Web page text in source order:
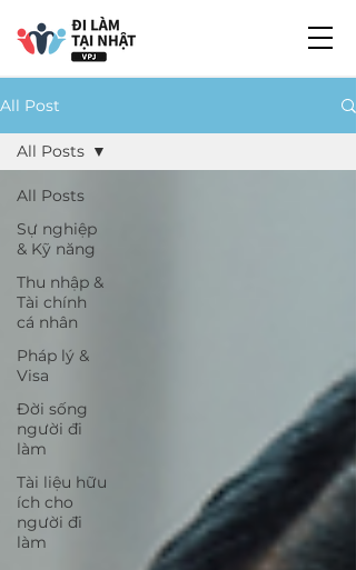
All Post
All Posts
Sự nghiệp
& Kỹ năng
Thu nhập &
Tài chính
cá nhân
Pháp lý &
Visa
Đời sống
người đi
làm
Tài liệu hữu
ích cho
người đi
làm
All Posts